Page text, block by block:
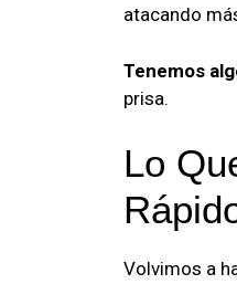
atacando
Tenemos
prisa.
Lo
Volvimos a